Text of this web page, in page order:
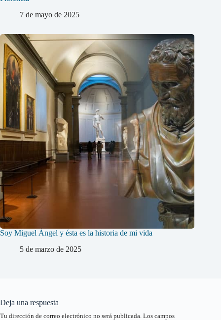
7 de mayo de 2025
Soy Miguel Ángel y ésta es la historia de mi vida
5 de marzo de 2025
Deja una respuesta
Tu dirección de correo electrónico no será publicada. Los campos